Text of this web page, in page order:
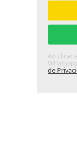
Ao clicar
de